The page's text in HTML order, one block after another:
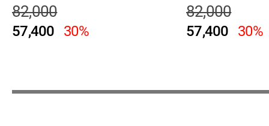
82,000
57,400 30%
82,000
57,400 30%